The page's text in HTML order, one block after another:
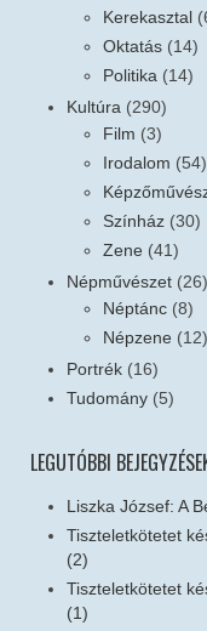
Kerekasztal
Oktatás (14)
Politika (14)
Kultúra (290)
Film (3)
Irodalom (54)
Színház (30)
Zene (41)
Népművészet (26)
Néptánc (8)
Népzene (12)
Portrék (16)
Tudomány (5)
LEGUTÓBBI
Liszka József: A
Tiszteletkötetet
(2)
Tiszteletkötetet
(1)